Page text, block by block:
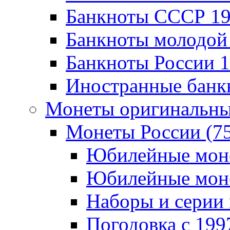
Банкноты CCCР
Банкноты
Банкноты России
Иностранные
Монеты
Монеты России
Юбилейные
Юбилейные
Наборы и серии
Погодовка c